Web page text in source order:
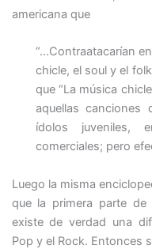
americana que
“…Contraatacarían
chicle, el soul y el
que “La música
aquellas
ídolos juveniles,
comerciales; pero
Luego la misma
que la primera parte
existe de verdad una
Pop y el Rock. Entonces